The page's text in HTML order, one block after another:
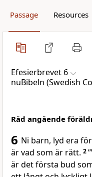
Passage Resources
Efesierbrevet 6
nuBibeln (Swedish
Råd angående
6 Ni barn, lyd era
är vad som är rätt. 2
är det första bud